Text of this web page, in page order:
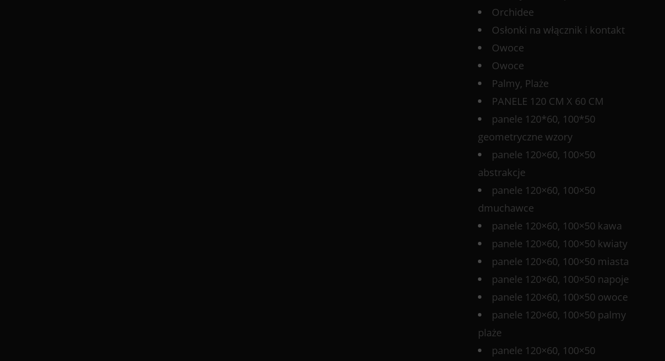
Orchidee
Osłonki na włącznik i kontakt
Owoce
Owoce
Palmy, Plaże
PANELE 120 CM X 60 CM
panele 120*60, 100*50
geometryczne wzory
panele 120×60, 100×50
abstrakcje
panele 120×60, 100×50
dmuchawce
panele 120×60, 100×50 kawa
panele 120×60, 100×50 kwiaty
panele 120×60, 100×50 miasta
panele 120×60, 100×50 napoje
panele 120×60, 100×50 owoce
panele 120×60, 100×50 palmy
plaże
panele 120×60, 100×50